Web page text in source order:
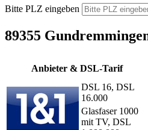
Bitte PLZ eingeben
89355
Anbieter & DSL-Tarif
DSL 16, DSL
16.000
Glasfaser 1000
mit TV, DSL